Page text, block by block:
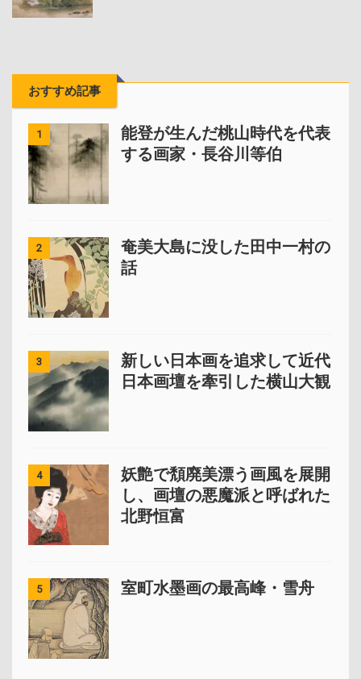
おすすめ記事
1
能登が生んだ桃山時代を代表
する画家・長谷川等伯
2
奄美大島に没した田中一村の
話
3
新しい日本画を追求して近代
日本画壇を牽引した横山大観
4
妖艶で頽廃美漂う画風を展開
し、画壇の悪魔派と呼ばれた
北野恒富
5 室町水墨画の最高峰・雪舟